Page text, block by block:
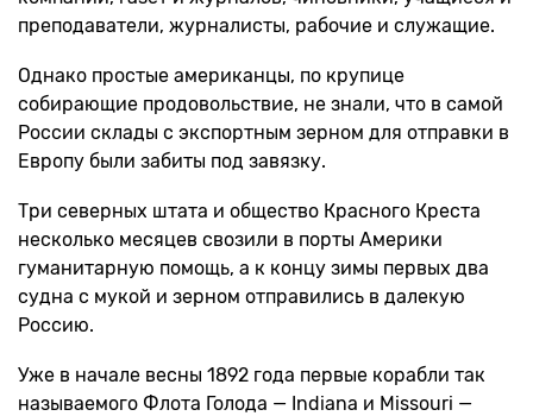
преподаватели, журналисты, рабочие и служащие.
Однако простые американцы, по крупице
собирающие продовольствие, не знали, что в самой
России склады с экспортным зерном для отправки в
Европу были забиты под завязку.
Три северных штата и общество Красного Креста
несколько месяцев свозили в порты Америки
гуманитарную помощь, а к концу зимы первых два
судна с мукой и зерном отправились в далекую
Россию.
Уже в начале весны 1892 года первые корабли так
называемого Флота Голода — Indiana и Missouri —